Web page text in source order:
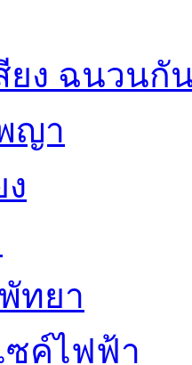
ยง ฉนวนกั
ญา
ทยา
ซค์ไฟฟ้า